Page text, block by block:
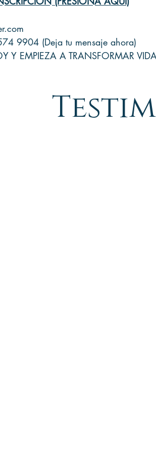
9904 (Deja tu mensaje ahora)
Y EMPIEZA A TRANSFORMAR